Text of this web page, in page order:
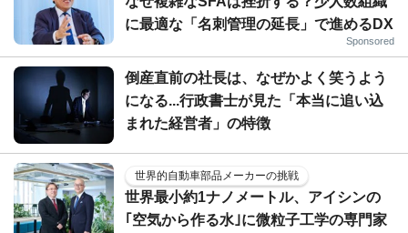
に最適な「名刺管理の延長」で進めるDX
Sponsored
倒産直前の社長は、なぜかよく笑うよう
になる...行政書士が見た「本当に追い込
まれた経営者」の特徴
世界的自動車部品メーカーの挑戦
世界最小約1ナノメートル、アイシンの
｢空気から作る水｣に微粒子工学の専門家